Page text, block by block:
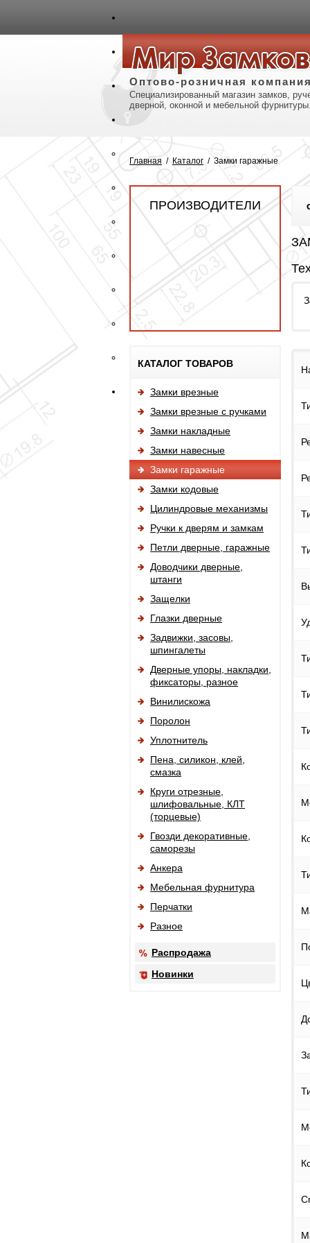
Оптово-розничная компания
Специализированный магазин замков,
дверной, оконной и мебельной фурнитуры.
Главная / Каталог / Замки гаражные
ПРОИЗВОДИТЕЛИ
КАТАЛОГ ТОВАРОВ
Замки врезные
Замки врезные с ручками
Замки накладные
Замки навесные
Замки гаражные
Замки кодовые
Цилиндровые механизмы
Ручки к дверям и замкам
Петли дверные, гаражные
Доводчики дверные,
штанги
Защелки
Глазки дверные
Задвижки, засовы,
шпингалеты
Дверные упоры, накладки,
фиксаторы, разное
Винилискожа
Поролон
Уплотнитель
Пена, силикон, клей,
смазка
Круги отрезные,
шлифовальные, КЛТ
(торцевые)
Гвозди декоративные,
саморезы
Анкера
Мебельная фурнитура
Перчатки
Разное
Распродажа
Новинки